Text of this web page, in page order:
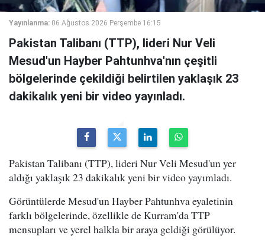
Yayınlanma: 06 Ağustos 2026 Perşembe 16:15
Pakistan Talibanı (TTP), lideri Nur Veli
Mesud'un Hayber Pahtunhva'nın çeşitli
bölgelerinde çekildiği belirtilen yaklaşık 23
dakikalık yeni bir video yayınladı.
Pakistan Talibanı (TTP), lideri Nur Veli Mesud'un yer
aldığı yaklaşık 23 dakikalık yeni bir video yayımladı.
Görüntülerde Mesud'un Hayber Pahtunhva eyaletinin
farklı bölgelerinde, özellikle de Kurram'da TTP
mensupları ve yerel halkla bir araya geldiği görülüyor.